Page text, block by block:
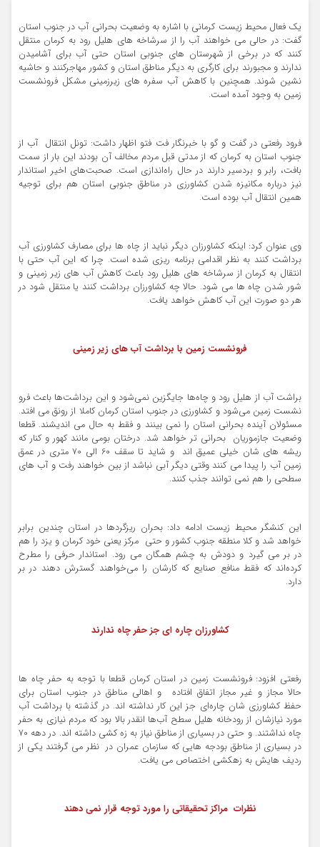
یک فعال محیط زیست کرمانی با اشاره به وضعیت بحرانی آب در جنوب استان
گفت: در حالی می خواهند آب را از سرشاخه های هلیل رود به کرمان منتقل
کنند که در برخی از شهرستان های جنوبی استان حتی آب برای آشامیدن
ندارند و مجبورند برای کارگری به دیگر مناطق استان و کشور مهاجرکنند و حاشیه
نشین شوند. همچنین با کاهش آب سفره های زیرزمینی مشکل فرونشست
زمین به وجود آمده است.
فرود رفعتی در گفت و گو با خبرنگار فت فتو اظهار داشت: تونل انتقال آب از
جنوب استان به کرمان که از مدتی قبل مردم مخالف آن بودند این بار از سمت
بافت، رابر و بردسیر دارند در حال راه‌اندازی است. صحبت‌های اخیر استاندار
نیز درباره مکانیزه شدن کشاورزی در مناطق جنوبی استان هم برای توجیه
همین انتقال آب بوده است.
وی عنوان کرد: اینکه کشاورزان دیگر نباید از چاه ها برای مصارف کشاورزی آب
برداشت کنند به نظر اقدامی برنامه ریزی شده است. چرا که این آب حتی با
انتقال به کرمان از سرشاخه های هلیل رود باعث کاهش آب های زیر زمینی و
شور شدن چاه ها می شود. حالا چه کشاورزان برداشت کنند یا منتقل شود در
هر دو صورت این آب کاهش خواهد یافت.
فرونشست زمین با برداشت آب های زیر زمینی
براشت آب از هلیل رود و چاه‌ها جایگزین نمی‌شود و این برداشت‌ها باعث فرو
نشست زمین می‌شود و کشاورزی در جنوب استان کرمان کاملا از رونق می افتد.
مسئولان آینده بحرانی استان را نمی بینند و فقط به حال می اندیشند. قطعا
وضعیت جازموریان بحرانی تر خواهد شد. درختان بومی مانند کهور و کنار که
ریشه های شان خیلی عمیق اند و شاید تا سقف 60 الی 70 متری در عمق
زمین آب را پیدا می کنند وقتی دیگر آبی نباشد از بین خواهند رفت و آب های
سطحی را هم نمی توانند جذب کنند.
این کنشگر محیط زیست ادامه داد: بحران ریزگردها در استان چندین برابر
خواهد شد و کلا منطقه جنوب کشور و حتی مرکز یعنی خود کرمان و یزد را هم
در بر می گیرد و دودش به چشم همگان می رود. استاندار حرفی را مطرح
کرده‌اند که فقط منافع صنایع که کارشان را می‌خواهند گسترش دهند در بر
دارد.
کشاورزان چاره ای جز حفر چاه ندارند
رفعتی افزود: فرونشست زمین در استان کرمان قطعا با توجه به حفر چاه ها
حالا مجاز و غیر مجاز اتفاق افتاده و اهالی مناطق در جنوب استان برای
حفظ کشاورزی شان چاره‌ای جز این کار نداشته اند. در گذشته با برداشت آب
مورد نیازشان از رودخانه هلیل سطح آب‌ها انقدر بالا بود که مردم نیازی به حفر
چاه نداشتند. و حتی در بسیاری از مناطق نیاز به زه کشی داشته اند. در دهه 70
در بسیاری از مناطق بودجه هایی که سازمان عمران در نظر می گرفتند یکی از
ردیف هایش به زهکشی اختصاص می یافت.
نظرات مراکز تحقیقاتی را مورد توجه قرار نمی دهند